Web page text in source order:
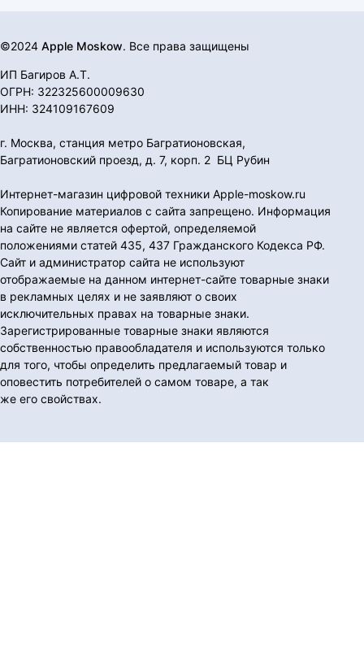
©2024 Apple Moskow. Все права защищены
ИП Багиров А.Т.
ОГРН: 322325600009630
ИНН: 324109167609
г. Москва, станция метро Багратионовская,
Багратионовский проезд, д. 7, корп. 2 БЦ Рубин
Интернет-магазин цифровой техники Apple-moskow.ru
Копирование материалов с сайта запрещено. Информация
на сайте не является офертой, определяемой
положениями статей 435, 437 Гражданского Кодекса РФ.
Сайт и администратор сайта не используют
отображаемые на данном интернет-сайте товарные знаки
в рекламных целях и не заявляют о своих
исключительных правах на товарные знаки.
Зарегистрированные товарные знаки являются
собственностью правообладателя и используются только
для того, чтобы определить предлагаемый товар и
оповестить потребителей о самом товаре, а так
же его свойствах.